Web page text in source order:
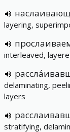
layering,
interleaved,
delaminating,
layers
stratifying,